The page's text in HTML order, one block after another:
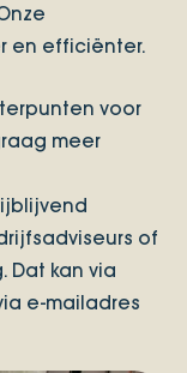
en efficiënter.
voor
meer
of
Dat kan via
e-mailadres